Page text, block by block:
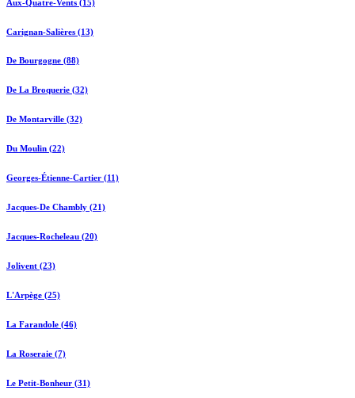
Aux-Quatre-Vents (15)
Carignan-Salières (13)
De Bourgogne (88)
De La Broquerie (32)
De Montarville (32)
Du Moulin (22)
Georges-Étienne-Cartier (11)
Jacques-De Chambly (21)
Jacques-Rocheleau (20)
Jolivent (23)
L'Arpège (25)
La Farandole (46)
La Roseraie (7)
Le Petit-Bonheur (31)